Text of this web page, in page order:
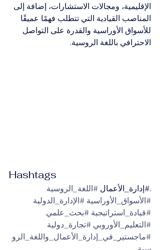
الإقليمية، ومجالات الاستشارات، إضافة إلى
المناصب القيادية التي تتطلب فهمًا عميقًا
للأسواق الأوراسية والقدرة على التواصل
الاحترافي باللغة الروسية.
Hashtags
.#إدارة_الأعمال #اللغة_الروسية
#الأسواق_الأوراسية #الإدارة_الدولية
#قيادة_استراتيجية #بحث_علمي
#التعليم_الأوروبي #تجارة_دولية
#ماجستير_في_إدارة_الأعمال_واللغة_الرو